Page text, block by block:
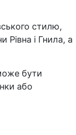
стилю,
Рівна і Гнила, а
бути
або